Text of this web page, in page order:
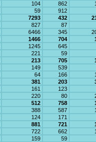
104 862
59
912
7293 432
827
87
6466 345
1466 704
1245
645
221
59
213 705
149
539
64 166
381 203
161
123
220 80
512 758
388 587
124
171
881 721
722 662
159
59